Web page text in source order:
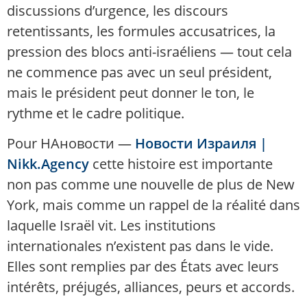
discussions d’urgence, les discours
retentissants, les formules accusatrices, la
pression des blocs anti-israéliens — tout cela
ne commence pas avec un seul président,
mais le président peut donner le ton, le
rythme et le cadre politique.
Pour НАновости — Новости Израиля |
Nikk.Agency cette histoire est importante
non pas comme une nouvelle de plus de New
York, mais comme un rappel de la réalité dans
laquelle Israël vit. Les institutions
internationales n’existent pas dans le vide.
Elles sont remplies par des États avec leurs
intérêts, préjugés, alliances, peurs et accords.